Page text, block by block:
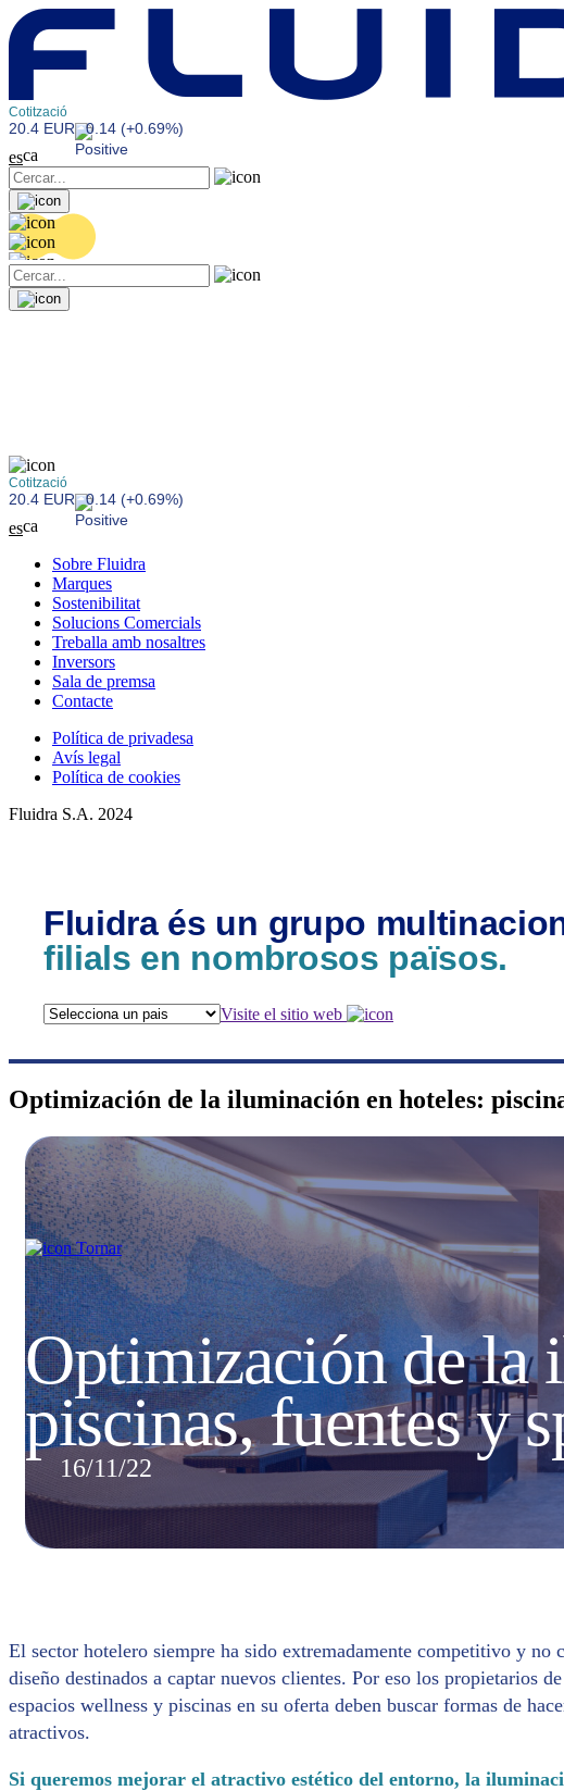
Cotització
20.4 EUR 0.14 (+0.69%)
esca
Cotització
20.4 EUR 0.14 (+0.69%)
esca
Sobre Fluidra
Marques
Sostenibilitat
Solucions Comercials
Treballa amb nosaltres
Inversors
Sala de premsa
Contacte
Política de privadesa
Avís legal
Política de cookies
Fluidra S.A. 2024
Fluidra és un grupo
filials en nombrosos països.
Visite el sitio web
Optimización de la iluminación en hoteles:
Tornar
Optimización de la
piscinas, fuentes y
16/11/22
El sector hotelero siempre ha sido extremadamente competitivo y no
diseño destinados a captar nuevos clientes. Por eso los propietarios
espacios wellness y piscinas en su oferta deben buscar formas de
atractivos.
Si queremos mejorar el atractivo estético del entorno, la